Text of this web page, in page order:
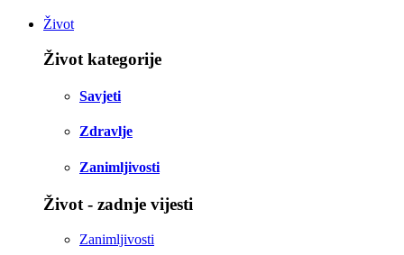
Život
Život kategorije
Savjeti
Zdravlje
Zanimljivosti
Život - zadnje vijesti
Zanimljivosti